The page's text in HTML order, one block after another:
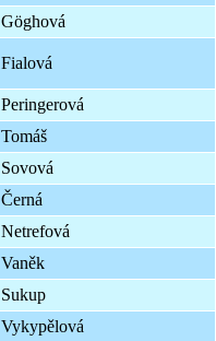
Göghová
Fialová
Peringerová
Tomáš
Sovová
Černá
Netrefová
Vaněk
Sukup
Vykypělová